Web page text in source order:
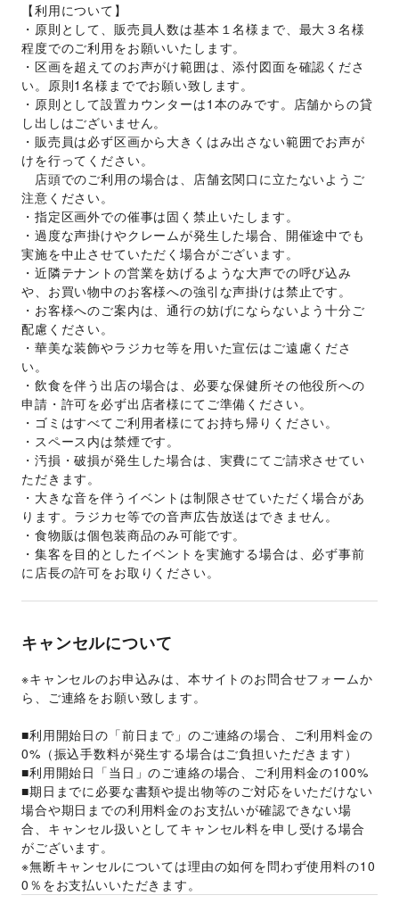
【利用について】
・原則として、販売員人数は基本１名様まで、最大３名様
程度でのご利用をお願いいたします。
・区画を超えてのお声がけ範囲は、添付図面を確認くださ
い。原則1名様まででお願い致します。
・原則として設置カウンターは1本のみです。店舗からの貸
し出しはございません。
・販売員は必ず区画から大きくはみ出さない範囲でお声が
けを行ってください。
店頭でのご利用の場合は、店舗玄関口に立たないようご
注意ください。
・指定区画外での催事は固く禁止いたします。
・過度な声掛けやクレームが発生した場合、開催途中でも
実施を中止させていただく場合がございます。
・近隣テナントの営業を妨げるような大声での呼び込み
や、お買い物中のお客様への強引な声掛けは禁止です。
・お客様へのご案内は、通行の妨げにならないよう十分ご
配慮ください。
・華美な装飾やラジカセ等を用いた宣伝はご遠慮くださ
い。
・飲食を伴う出店の場合は、必要な保健所その他役所への
申請・許可を必ず出店者様にてご準備ください。
・ゴミはすべてご利用者様にてお持ち帰りください。
・スペース内は禁煙です。
・汚損・破損が発生した場合は、実費にてご請求させてい
ただきます。
・大きな音を伴うイベントは制限させていただく場合があ
ります。ラジカセ等での音声広告放送はできません。
・食物販は個包装商品のみ可能です。
・集客を目的としたイベントを実施する場合は、必ず事前
に店長の許可をお取りください。
キャンセルについて
※キャンセルのお申込みは、本サイトのお問合せフォームか
ら、ご連絡をお願い致します。
■利用開始日の「前日まで」のご連絡の場合、ご利用料金の
0%（振込手数料が発生する場合はご負担いただきます）
■利用開始日「当日」のご連絡の場合、ご利用料金の100%
■期日までに必要な書類や提出物等のご対応をいただけない
場合や期日までの利用料金のお支払いが確認できない場
合、キャンセル扱いとしてキャンセル料を申し受ける場合
がございます。
※無断キャンセルについては理由の如何を問わず使用料の10
0％をお支払いいただきます。